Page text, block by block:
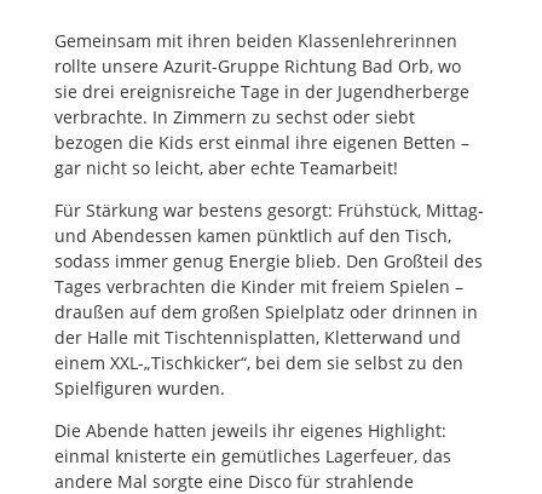
Gemeinsam mit ihren beiden Klassenlehrerinnen
rollte unsere Azurit-Gruppe Richtung Bad Orb, wo
sie drei ereignisreiche Tage in der Jugendherberge
verbrachte. In Zimmern zu sechst oder siebt
bezogen die Kids erst einmal ihre eigenen Betten –
gar nicht so leicht, aber echte Teamarbeit!
Für Stärkung war bestens gesorgt: Frühstück, Mittag-
und Abendessen kamen pünktlich auf den Tisch,
sodass immer genug Energie blieb. Den Großteil des
Tages verbrachten die Kinder mit freiem Spielen –
draußen auf dem großen Spielplatz oder drinnen in
der Halle mit Tischtennisplatten, Kletterwand und
einem XXL-„Tischkicker“, bei dem sie selbst zu den
Spielfiguren wurden.
Die Abende hatten jeweils ihr eigenes Highlight:
einmal knisterte ein gemütliches Lagerfeuer, das
andere Mal sorgte eine Disco für strahlende